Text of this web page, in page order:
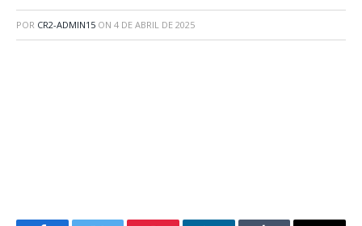
POR CR2-ADMIN15 ON 4 DE ABRIL DE 2025